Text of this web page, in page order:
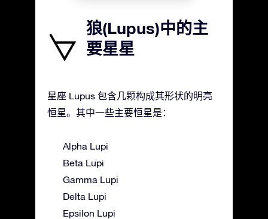
狼(Lupus)中的主
要星星
星座 Lupus 包含几颗构成其形状的明亮
恒星。其中一些主要恒星是：
Alpha Lupi
Beta Lupi
Gamma Lupi
Delta Lupi
Epsilon Lupi